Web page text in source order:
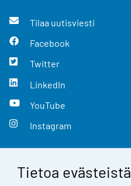
Tietoa evästeistä
Tilaa uutisviesti
Facebook
Twitter
LinkedIn
YouTube
Instagram
Yhteystiedot